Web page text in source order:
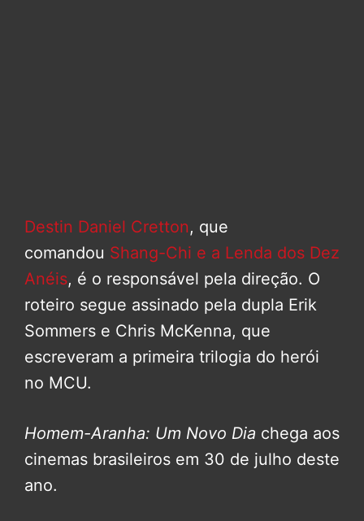
Destin Daniel Cretton, que
comandou Shang-Chi e a Lenda dos Dez
Anéis, é o responsável pela direção. O
roteiro segue assinado pela dupla Erik
Sommers e Chris McKenna, que
escreveram a primeira trilogia do herói
no MCU.
Homem-Aranha: Um Novo Dia chega aos
cinemas brasileiros em 30 de julho deste
ano.